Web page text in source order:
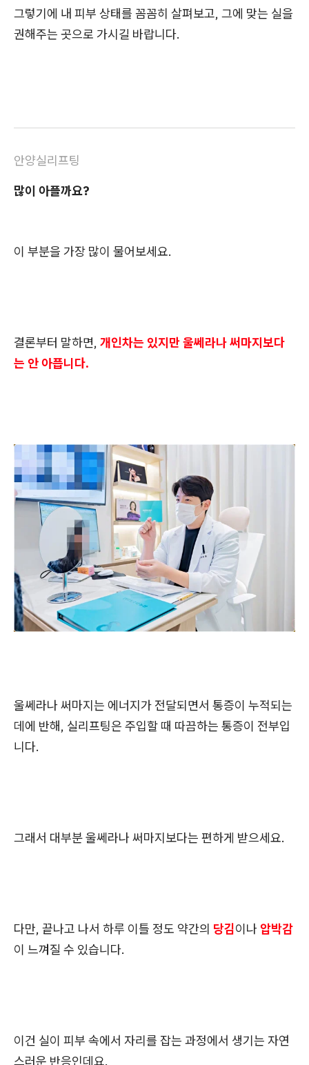
그렇기에 내 피부 상태를 꼼꼼히 살펴보고, 그에 맞는 실을
권해주는 곳으로 가시길 바랍니다.
안양실리프팅
많이 아플까요?
이 부분을 가장 많이 물어보세요.
결론부터 말하면, 개인차는 있지만 울쎄라나 써마지보다
는 안 아픕니다.
울쎄라나 써마지는 에너지가 전달되면서 통증이 누적되는
데에 반해, 실리프팅은 주입할 때 따끔하는 통증이 전부입
니다.
그래서 대부분 울쎄라나 써마지보다는 편하게 받으세요.
다만, 끝나고 나서 하루 이틀 정도 약간의 당김이나압박감
이 느껴질 수 있습니다.
이건 실이 피부 속에서 자리를 잡는 과정에서 생기는 자연
스러운 반응인데요.